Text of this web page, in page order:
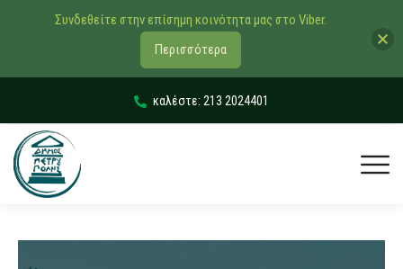
καλέστε: 213 2024401
Συνδεθείτε στην επίσημη κοινότητα μας στο Viber.
Περισσότερα